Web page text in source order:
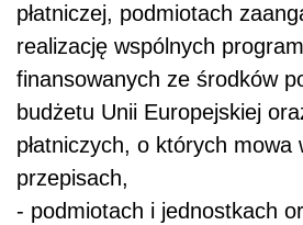
płatniczej, podmiotach
realizację wspólnych
finansowanych ze środków
budżetu Unii Europejskiej
płatniczych, o których mowa
przepisach,
- podmiotach i jednostkach